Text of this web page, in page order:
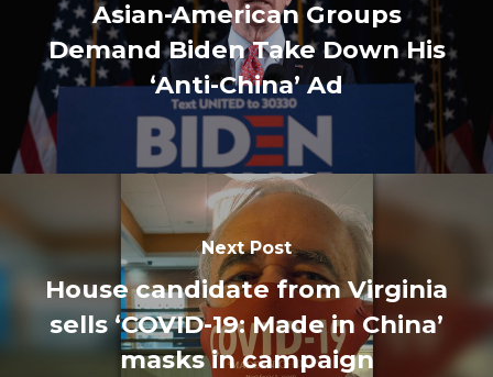
Asian-American Groups
Demand Biden Take Down His
‘Anti-China’ Ad
Next Post
House candidate from Virginia
sells ‘COVID-19: Made in China’
masks in campaign